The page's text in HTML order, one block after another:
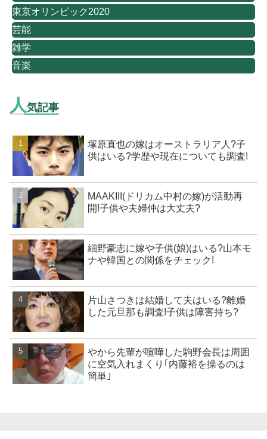
東京オリンピック2020
芸能
雑学
音楽
人気記事
塚原直也の嫁はオーストラリア人?子
供はいる?学歴や現在についても調査!
MAAKIII(ドリカム中村の嫁)が活動再
開!子供や夫婦仲は大丈夫?
細野豪志に嫁や子供(娘)はいる?山本モ
ナや韓国との関係をチェック!
片山さつきは結婚して夫はいる?離婚
した元旦那も調査!子供は障害持ち?
やから先輩が喧嘩した駒野会長は周囲
に空気入れまくり｢内藤裕を操るのは
簡単｣